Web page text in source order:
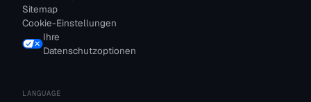
Sitemap
Cookie-Einstellungen
Ihre
Datenschutzoptionen
LANGUAGE